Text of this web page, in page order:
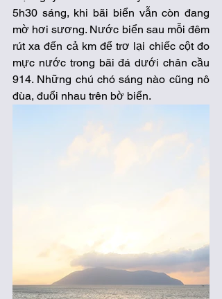
5h30 sáng, khi bãi biển vẫn còn đang
mờ hơi sương. Nước biển sau mỗi đêm
rút xa đến cả km để trơ lại chiếc cột đo
mực nước trong bãi đá dưới chân cầu
914. Những chú chó sáng nào cũng nô
đùa, đuổi nhau trên bờ biển.